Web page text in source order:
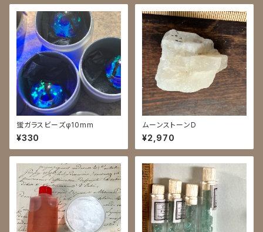
蛍ガラスビーズφ10mm
¥330
ムーンストーンD
¥2,970